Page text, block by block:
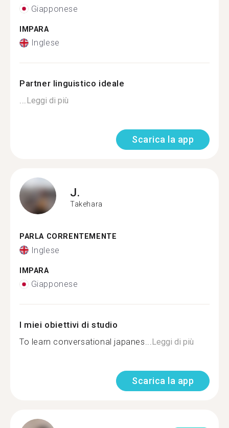
Giapponese
IMPARA
Inglese
Partner linguistico ideale
...Leggi di più
Scarica la app
J.
Takehara
PARLA CORRENTEMENTE
Inglese
IMPARA
Giapponese
I miei obiettivi di studio
To learn conversational japanes...Leggi di più
Scarica la app